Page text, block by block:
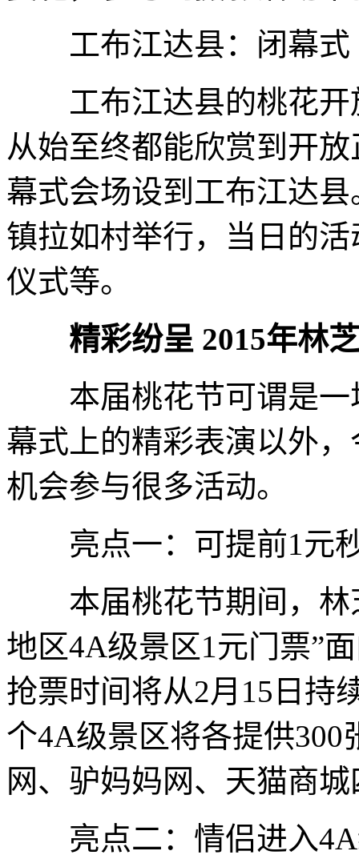
工布江达县：闭幕式
工布江达县的桃花开
从始至终都能欣赏到开
幕式会场设到工布江达
镇拉如村举行，当日的
仪式等。
精彩纷呈 2015年林
本届桃花节可谓是一
幕式上的精彩表演以外
机会参与很多活动。
亮点一：可提前1元秒
本届桃花节期间，林
地区4A级景区1元门票”
抢票时间将从2月15日持
个4A级景区将各提供
网、驴妈妈网、天猫商
亮点二：情侣进入4A